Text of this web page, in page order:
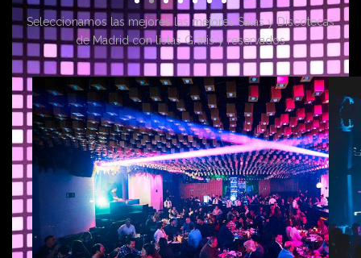
Seleccionamos las mejores las mejores Salas y Discotecas
de Madrid con listas Gratis y reservados